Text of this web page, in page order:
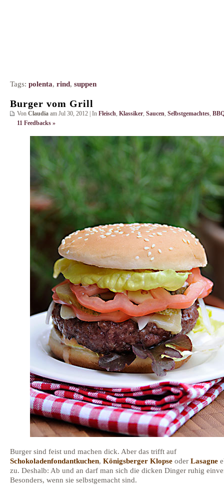
Tags: polenta, rind, suppen
Burger vom Grill
Von Claudia am Jul 30, 2012 | In Fleisch Klassiker Saucen Selbstgemachtes
11 Feedbacks »
Burger sind feist und machen dick. Aber das trifft auf
Schokoladenfondantkuchen, Königsberger Klopse oder Lasagne
zu. Deshalb: Ab und an darf man sich die dicken Dinger ruhig
Besonders, wenn sie selbstgemacht sind.